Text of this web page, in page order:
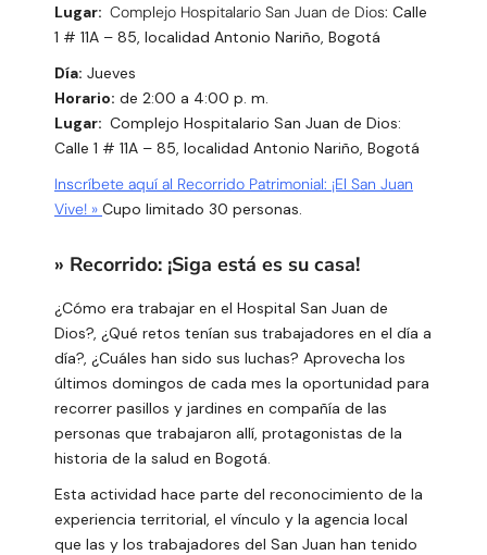
Lugar: Complejo Hospitalario San Juan de Dios: Calle
1 # 11A – 85, localidad Antonio Nariño, Bogotá
Día: Jueves
Horario: de 2:00 a 4:00 p. m.
Lugar: Complejo Hospitalario San Juan de Dios:
Calle 1 # 11A – 85, localidad Antonio Nariño, Bogotá
Inscríbete aquí al Recorrido Patrimonial: ¡El San Juan
Vive! » Cupo limitado 30 personas.
» Recorrido: ¡Siga está es su casa!
¿Cómo era trabajar en el Hospital San Juan de
Dios?, ¿Qué retos tenían sus trabajadores en el día a
día?, ¿Cuáles han sido sus luchas? Aprovecha los
últimos domingos de cada mes la oportunidad para
recorrer pasillos y jardines en compañía de las
personas que trabajaron allí, protagonistas de la
historia de la salud en Bogotá.
Esta actividad hace parte del reconocimiento de la
experiencia territorial, el vínculo y la agencia local
que las y los trabajadores del San Juan han tenido